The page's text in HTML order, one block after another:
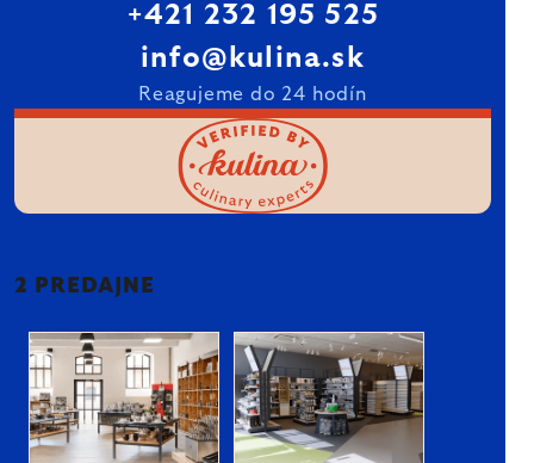
+421 232 195 525
info@kulina.sk
Reagujeme do 24 hodín
2 PREDAJNE